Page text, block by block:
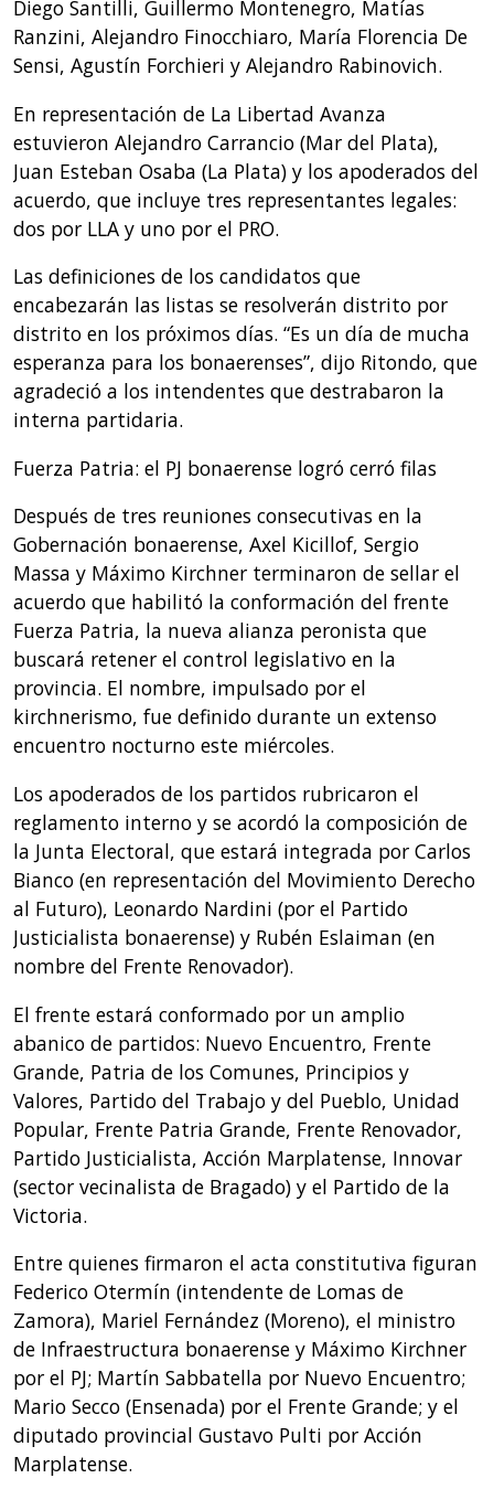
Diego Santilli, Guillermo Montenegro, Matías
Ranzini, Alejandro Finocchiaro, María Florencia De
Sensi, Agustín Forchieri y Alejandro Rabinovich.
En representación de La Libertad Avanza
estuvieron Alejandro Carrancio (Mar del Plata),
Juan Esteban Osaba (La Plata) y los apoderados del
acuerdo, que incluye tres representantes legales:
dos por LLA y uno por el PRO.
Las definiciones de los candidatos que
encabezarán las listas se resolverán distrito por
distrito en los próximos días. “Es un día de mucha
esperanza para los bonaerenses”, dijo Ritondo, que
agradeció a los intendentes que destrabaron la
interna partidaria.
Fuerza Patria: el PJ bonaerense logró cerró filas
Después de tres reuniones consecutivas en la
Gobernación bonaerense, Axel Kicillof, Sergio
Massa y Máximo Kirchner terminaron de sellar el
acuerdo que habilitó la conformación del frente
Fuerza Patria, la nueva alianza peronista que
buscará retener el control legislativo en la
provincia. El nombre, impulsado por el
kirchnerismo, fue definido durante un extenso
encuentro nocturno este miércoles.
Los apoderados de los partidos rubricaron el
reglamento interno y se acordó la composición de
la Junta Electoral, que estará integrada por Carlos
Bianco (en representación del Movimiento Derecho
al Futuro), Leonardo Nardini (por el Partido
Justicialista bonaerense) y Rubén Eslaiman (en
nombre del Frente Renovador).
El frente estará conformado por un amplio
abanico de partidos: Nuevo Encuentro, Frente
Grande, Patria de los Comunes, Principios y
Valores, Partido del Trabajo y del Pueblo, Unidad
Popular, Frente Patria Grande, Frente Renovador,
Partido Justicialista, Acción Marplatense, Innovar
(sector vecinalista de Bragado) y el Partido de la
Victoria.
Entre quienes firmaron el acta constitutiva figuran
Federico Otermín (intendente de Lomas de
Zamora), Mariel Fernández (Moreno), el ministro
de Infraestructura bonaerense y Máximo Kirchner
por el PJ; Martín Sabbatella por Nuevo Encuentro;
Mario Secco (Ensenada) por el Frente Grande; y el
diputado provincial Gustavo Pulti por Acción
Marplatense.